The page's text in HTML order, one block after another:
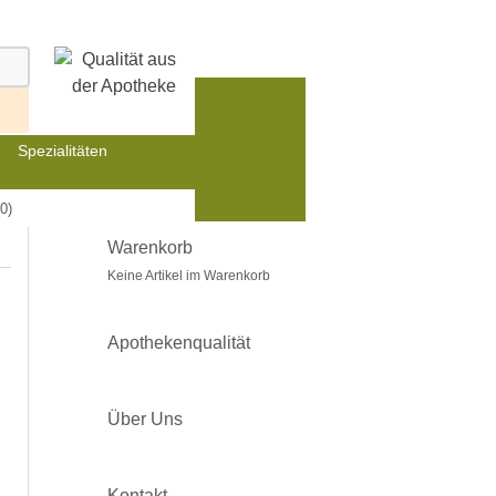
Spezialitäten
Warenkorb
Keine Artikel im Warenkorb
Apothekenqualität
Über Uns